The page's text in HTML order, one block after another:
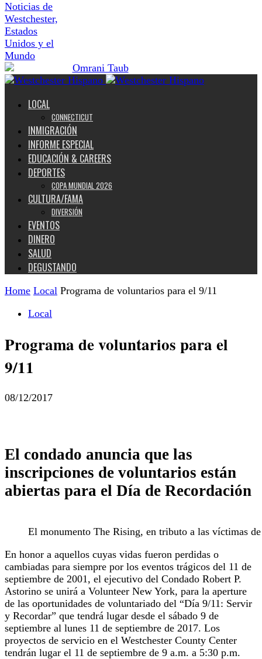
Noticias de
Westchester,
Estados
Unidos y el
Mundo
LOCAL
CONNECTICUT
INMIGRACIÓN
INFORME ESPECIAL
EDUCACIÓN & CAREERS
DEPORTES
COPA MUNDIAL 2026
CULTURA/FAMA
DIVERSIÓN
EVENTOS
DINERO
SALUD
DEGUSTANDO
Home Local Programa de voluntarios para el 9/11
Local
Programa de voluntarios para el
9/11
08/12/2017
El condado anuncia que las
inscripciones de voluntarios están
abiertas para el Día de Recordación
El monumento The Rising, en tributo a las víctimas
En honor a aquellos cuyas vidas fueron perdidas o
cambiadas para siempre por los eventos trágicos del 11 de
septiembre de 2001, el ejecutivo del Condado Robert P.
Astorino se unirá a Volunteer New York, para la aperture
de las oportunidades de voluntariado del “Día 9/11: Servir
y Recordar” que tendrá lugar desde el sábado 9 de
septiembre al lunes 11 de septiembre de 2017. Los
proyectos de servicio en el Westchester County Center
tendrán lugar el 11 de septiembre de 9 a.m. a 5:30 p.m.